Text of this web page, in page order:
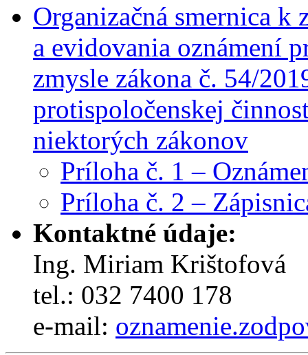
Organizačná smernica k
a evidovania oznámení
zmysle zákona č. 54/
protispoločenskej
niektorých zákonov
Príloha č. 1 –
Príloha č. 2 –
Kontaktné údaje:
Ing. Miriam Krištofová
tel.: 032 7400 178
e-mail: